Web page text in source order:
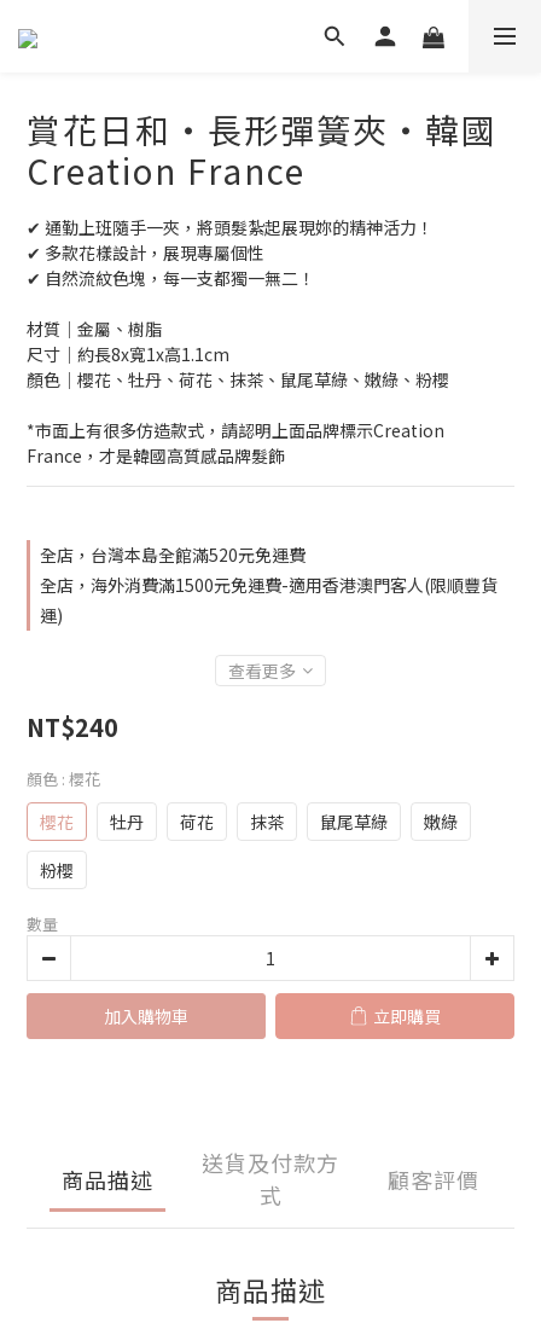
賞花日和‧長形彈簧夾‧韓國
Creation France
✔ 通勤上班隨手一夾，將頭髮紮起展現妳的精神活力！
✔ 多款花樣設計，展現專屬個性
✔ 自然流紋色塊，每一支都獨一無二！
材質│金屬、樹脂
尺寸│約長8x寬1x高1.1cm
顏色│櫻花、牡丹、荷花、抹茶、鼠尾草綠、嫩綠、粉櫻
*市面上有很多仿造款式，請認明上面品牌標示Creation
France，才是韓國高質感品牌髮飾
全店，台灣本島全館滿520元免運費
全店，海外消費滿1500元免運費-適用香港澳門客人(限順豐貨
運)
查看更多
NT$240
顏色 : 櫻花
櫻花 牡丹 荷花 抹茶 鼠尾草綠
嫩綠
粉櫻
數量
加入購物車 立即購買
商品描述
送貨及付款方
式
顧客評價
商品描述